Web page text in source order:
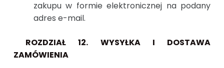
zakupu w formie elektronicznej na podany
adres e-mail.
ROZDZIAŁ 12. WYSYŁKA I DOSTAWA
ZAMÓWIENIA